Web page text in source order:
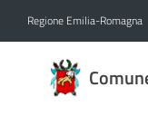
Regione Emilia-Romagna
Comune
di